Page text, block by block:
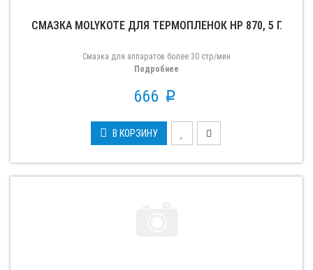
СМАЗКА MOLYKOTE ДЛЯ ТЕРМОПЛЕНОК HP 870, 5 Г.
Смазка для аппаратов более 30 стр/мин
Подробнее
666 p
В КОРЗИНУ